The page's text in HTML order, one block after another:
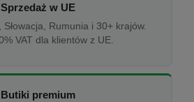
Sprzedaż w UE
Słowacja, Rumunia i 30+ krajów.
VAT dla klientów z UE.
Butiki premium